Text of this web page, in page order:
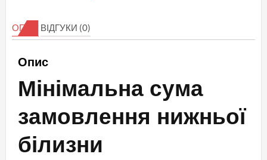
кількість
ОПИС ВІДГУКИ (0)
Опис
Мінімальна сума
замовлення нижньої
білизни